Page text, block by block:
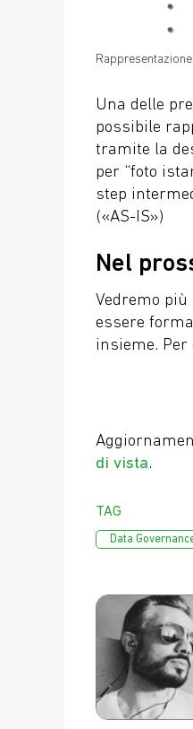
Una delle
possibile
tramite la
per “foto
step
(«AS-IS»)
Nel
Vedremo
essere
insieme. Per
di vista.
TagData